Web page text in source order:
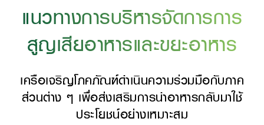
แนวทางการบริหารจัดการการ
สูญเสียอาหารและขยะอาหาร
เครือเจริญโภคภัณฑ์ดำเนินความร่วมมือกับภาค
ส่วนต่าง ๆ เพื่อส่งเสริมการนำอาหารกลับมาใช้
ประโยชน์อย่างเหมาะสม